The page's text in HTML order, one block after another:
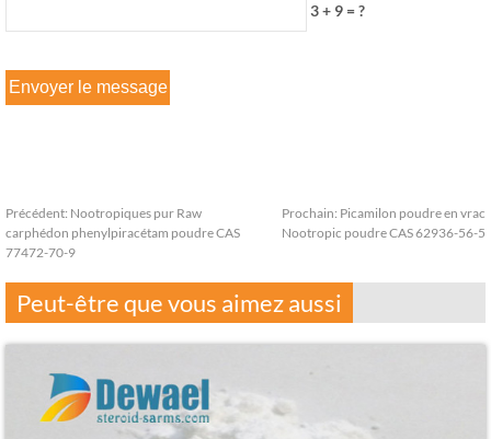
3 + 9 = ?
Précédent: Nootropiques pur Raw
carphédon phenylpiracétam poudre CAS
77472-70-9
Prochain: Picamilon poudre en vrac
Nootropic poudre CAS 62936-56-5
Peut-être que vous aimez aussi